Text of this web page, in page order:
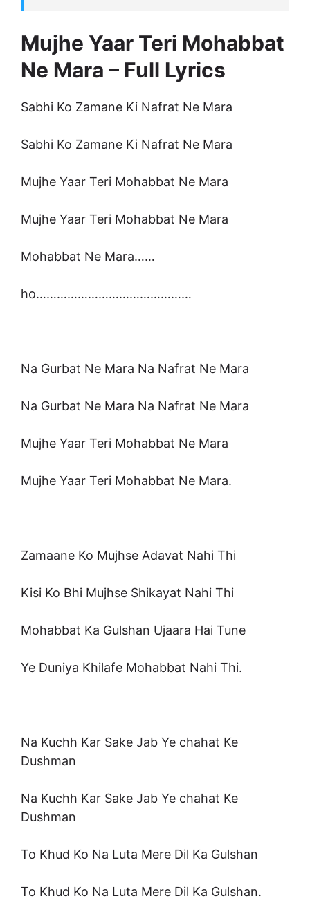
Mujhe Yaar Teri Mohabbat
Ne Mara – Full Lyrics
Sabhi Ko Zamane Ki Nafrat Ne Mara
Sabhi Ko Zamane Ki Nafrat Ne Mara
Mujhe Yaar Teri Mohabbat Ne Mara
Mujhe Yaar Teri Mohabbat Ne Mara
Mohabbat Ne Mara……
ho………………………………………
Na Gurbat Ne Mara Na Nafrat Ne Mara
Na Gurbat Ne Mara Na Nafrat Ne Mara
Mujhe Yaar Teri Mohabbat Ne Mara
Mujhe Yaar Teri Mohabbat Ne Mara.
Zamaane Ko Mujhse Adavat Nahi Thi
Kisi Ko Bhi Mujhse Shikayat Nahi Thi
Mohabbat Ka Gulshan Ujaara Hai Tune
Ye Duniya Khilafe Mohabbat Nahi Thi.
Na Kuchh Kar Sake Jab Ye chahat Ke
Dushman
Na Kuchh Kar Sake Jab Ye chahat Ke
Dushman
To Khud Ko Na Luta Mere Dil Ka Gulshan
To Khud Ko Na Luta Mere Dil Ka Gulshan.